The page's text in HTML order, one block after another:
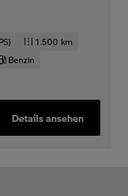
1.500 km
Benzin
Details ansehen